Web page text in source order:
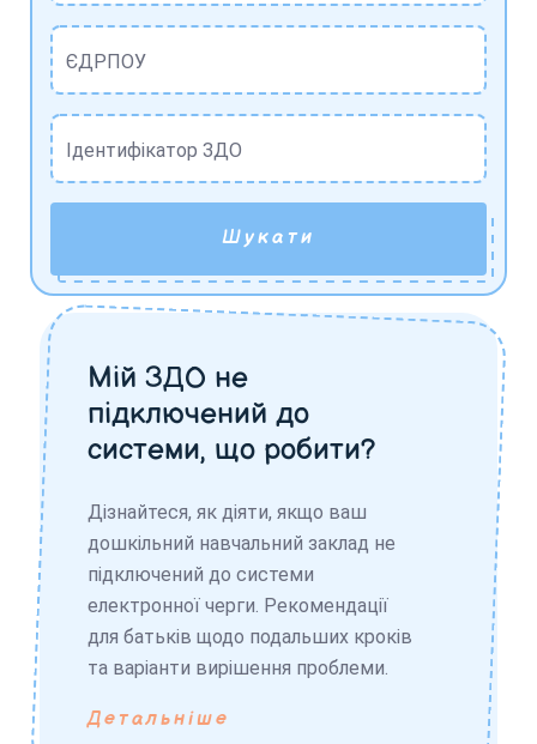
ЄДРПОУ
Ідентифікатор ЗДО
Шукати
Мій ЗДО не
підключений до
системи, що робити?
Дізнайтеся, як діяти, якщо ваш
дошкільний навчальний заклад не
підключений до системи
електронної черги. Рекомендації
для батьків щодо подальших кроків
та варіанти вирішення проблеми.
Детальніше